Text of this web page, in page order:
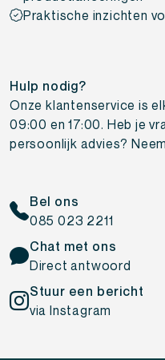
Praktische inzichten
Hulp nodig?
Onze klantenservice is
09:00 en 17:00. Heb je
persoonlijk advies?
Bel ons
085 023 2211
Chat met ons
Direct antwoord
Stuur een bericht
via Instagram